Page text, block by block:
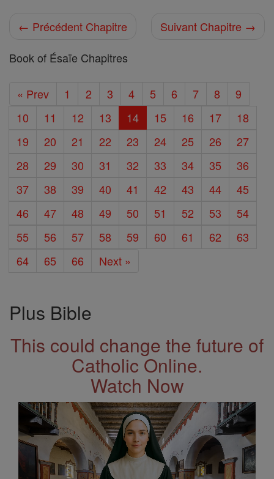
← Précédent Chapitre
Suivant Chapitre →
Book of Ésaïe Chapitres
« Prev 1 2 3 4 5 6 7 8
9
10
11 12 13 14 15 16 17
18
19
20 21 22 23 24 25 26
27
28
29 30 31 32 33 34 35
36
37
38 39 40 41 42 43 44
45
46
47 48 49 50 51 52 53
54
55
56 57 58 59 60 61 62
63
64
65 66 Next »
Plus Bible
This could change the future of
Catholic Online.
Watch Now